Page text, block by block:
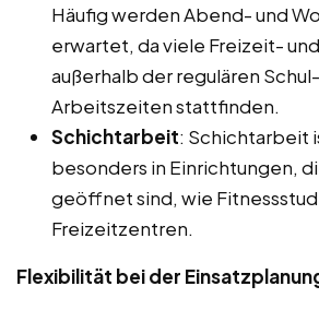
Häufig werden Abend- und
erwartet, da viele Freizeit-
außerhalb der regulären
Arbeitszeiten stattfinden.
Schichtarbeit: Schichtarbeit
besonders in Einrichtungen,
geöffnet sind, wie
Freizeitzentren.
Flexibilität bei der